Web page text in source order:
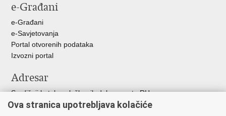
Facebooku
X-
e-Građani
e-Građani
e-Savjetovanja
Portal otvorenih podataka
Izvozni portal
Adresar
Središnji katalog službenih dokumenata RH
Adresar tijela javne vlasti
Ova stranica upotrebljava kolačiće